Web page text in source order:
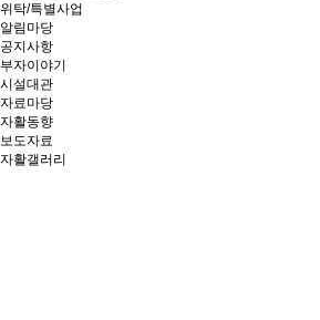
위탁/특별사업
알림마당
공지사항
부자이야기
시설대관
자료마당
자활동향
보도자료
자활갤러리